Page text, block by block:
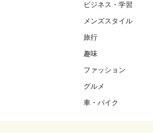
ビジネス・学習
メンズスタイル
旅行
趣味
ファッション
グルメ
車・バイク